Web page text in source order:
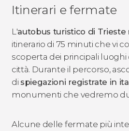
Itinerari e fermate
L'autobus turistico di Trieste
itinerario di 75 minuti che vi
scoperta dei principali luoghi
città. Durante il percorso,
di spiegazioni registrate in
monumenti che vedremo
Alcune delle fermate più